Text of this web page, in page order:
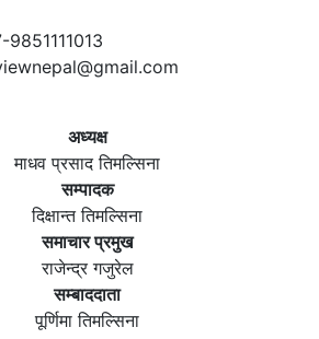
अध्यक्ष
माधव प्रसाद तिमल्सिना
सम्पादक
दिक्षान्त तिमल्सिना
समाचार प्रमुख
राजेन्द्र गजुरेल
सम्बाददाता
पूर्णिमा तिमल्सिना